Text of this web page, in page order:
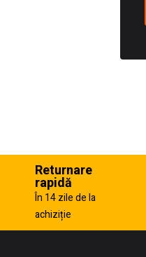
Returnare
rapidă
În 14 zile de la
achiziție